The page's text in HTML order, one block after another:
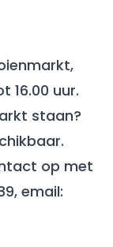
16.00 uur.
staan?
op met
email: